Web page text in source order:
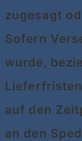
zugesagt
Sofern
wurde,
auf den
an den